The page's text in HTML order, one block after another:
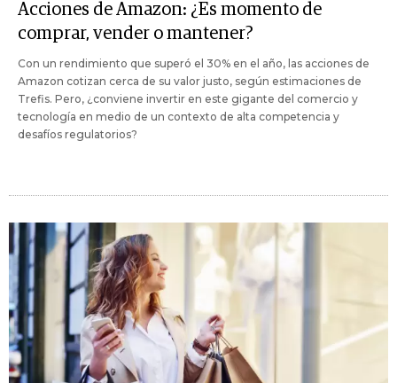
Acciones de Amazon: ¿Es momento de
comprar, vender o mantener?
Con un rendimiento que superó el 30% en el año, las acciones de
Amazon cotizan cerca de su valor justo, según estimaciones de
Trefis. Pero, ¿conviene invertir en este gigante del comercio y
tecnología en medio de un contexto de alta competencia y
desafíos regulatorios?